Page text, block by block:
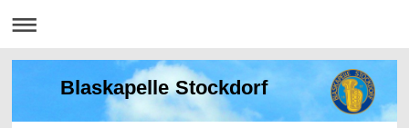
Blaskapelle Stockdorf